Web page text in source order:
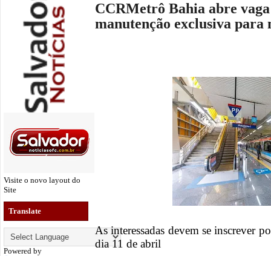
Visite o novo layout do
Site
Translate
Powered by
CCRMetrô Bahia abre
manutenção exclusiva para
As interessadas devem se inscrever
dia 11 de abril